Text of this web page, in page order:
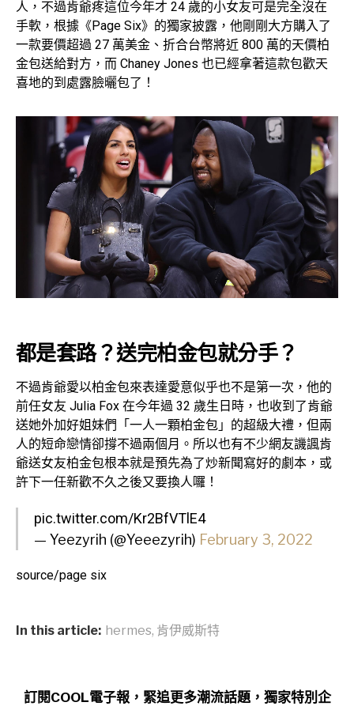
人，不過肯爺疼這位今年才 24 歲的小女友可是完全沒在
手軟，根據《Page Six》的獨家披露，他剛剛大方購入了
一款要價超過 27 萬美金、折合台幣將近 800 萬的天價柏
金包送給對方，而 Chaney Jones 也已經拿著這款包歡天
喜地的到處露臉曬包了！
都是套路？送完柏金包就分手？
不過肯爺愛以柏金包來表達愛意似乎也不是第一次，他的
前任女友 Julia Fox 在今年過 32 歲生日時，也收到了肯爺
送她外加好姐妹們「一人一顆柏金包」的超級大禮，但兩
人的短命戀情卻撐不過兩個月。所以也有不少網友譏諷肯
爺送女友柏金包根本就是預先為了炒新聞寫好的劇本，或
許下一任新歡不久之後又要換人囉！
pic.twitter.com/Kr2BfVTlE4
— Yeezyrih (@Yeeezyrih) February 3, 2022
source/page six
In this article: hermes, 肯伊威斯特
訂閱COOL電子報，緊追更多潮流話題，獨家特別企